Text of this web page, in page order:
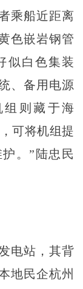
乘船近距离
色嵌岩钢管
似白色集装
、备用电源
组则藏于海
可将机组提
。”陆忠民
电站，其背
地民企杭州